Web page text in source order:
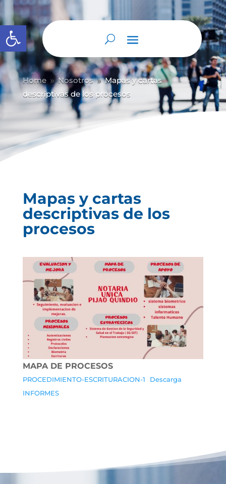
Abrir barra de herramientas
Home 9 Nosotros 9 Mapas y cartas
descriptivas de los procesos
Mapas y cartas
descriptivas de los
procesos
MAPA DE PROCESOS
PROCEDIMIENTO-ESCRITURACION-1
Descarga
INFORMES